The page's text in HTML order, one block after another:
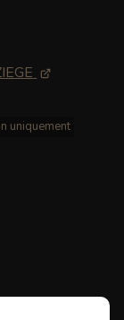
uniquement